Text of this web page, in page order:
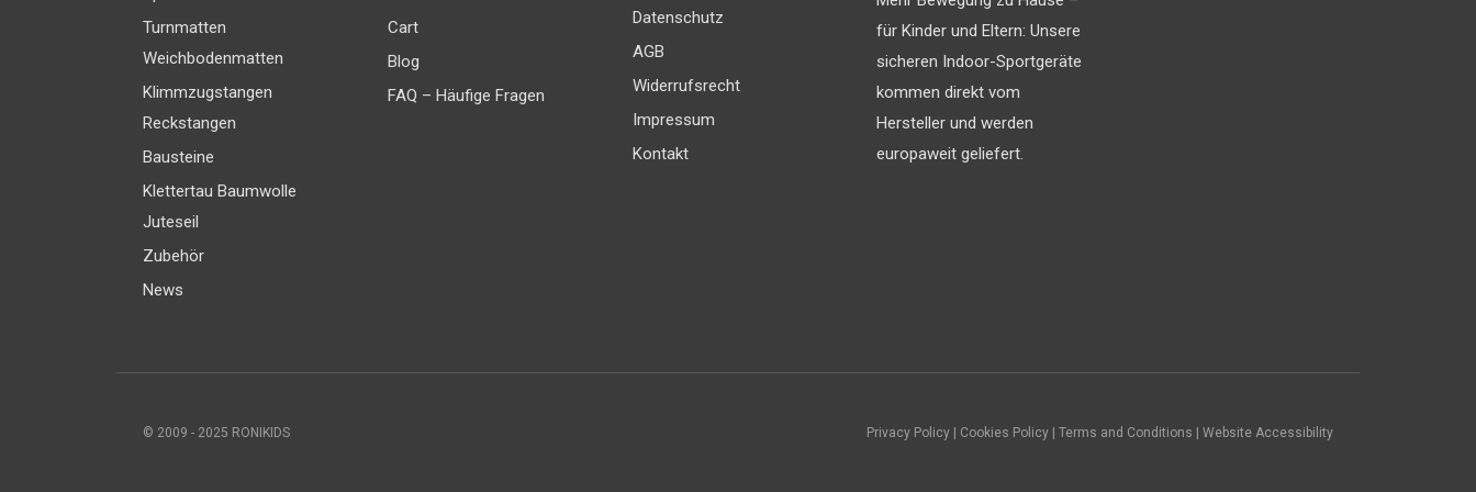
Turnmatten
Weichbodenmatten
Klimmzugstangen
Reckstangen
Bausteine
Klettertau Baumwolle
Juteseil
Zubehör
News
Cart
Blog
FAQ – Häufige Fragen
Datenschutz
AGB
Widerrufsrecht
Impressum
Kontakt
für Kinder und Eltern: Unsere
sicheren Indoor-Sportgeräte
kommen direkt vom
Hersteller und werden
europaweit geliefert.
© 2009 - 2025 RONIKIDS Privacy Policy | Cookies Policy | Terms and Conditions | Website Accessibility